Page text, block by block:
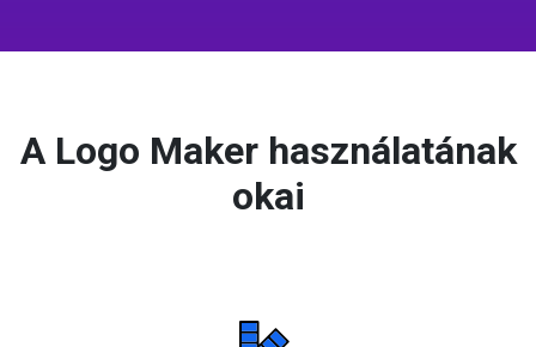
A Logo Maker használatának
okai